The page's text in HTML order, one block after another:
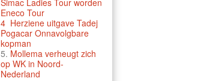
Simac Ladies Tour worden
Eneco Tour
4 Herziene uitgave Tadej
Pogacar Onnavolgbare
kopman
5. Mollema verheugt zich
op WK in Noord-
Nederland